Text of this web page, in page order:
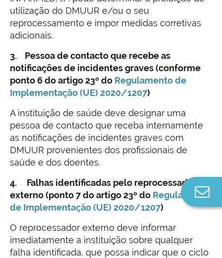
utilização do DMUUR e/ou o seu
reprocessamento e impor medidas corretivas
adicionais.
3. Pessoa de contacto que recebe as
notificações de incidentes graves (conforme
ponto 6 do artigo 23º do Regulamento de
Implementação (UE) 2020/1207)
A instituição de saúde deve designar uma
pessoa de contacto que receba internamente
as notificações de incidentes graves com
DMUUR provenientes dos profissionais de
saúde e dos doentes.
4. Falhas identificadas pelo reprocessador
externo (ponto 7 do artigo 23º do Regulamento
de Implementação (UE) 2020/1207)
O reprocessador externo deve informar
imediatamente a instituição sobre qualquer
falha identificada, que possa indicar que o ciclo